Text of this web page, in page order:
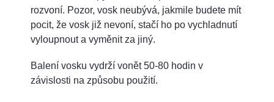
rozvoní. Pozor, vosk neubývá, jakmile budete mít
pocit, že vosk již nevoní, stačí ho po vychladnutí
vyloupnout a vyměnit za jiný.
Balení vosku vydrží vonět 50-80 hodin v
závislosti na způsobu použití.